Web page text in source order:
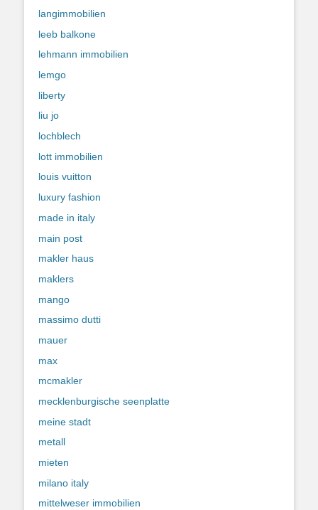
langimmobilien
leeb balkone
lehmann immobilien
lemgo
liberty
liu jo
lochblech
lott immobilien
louis vuitton
luxury fashion
made in italy
main post
makler haus
maklers
mango
massimo dutti
mauer
max
mcmakler
mecklenburgische seenplatte
meine stadt
metall
mieten
milano italy
mittelweser immobilien